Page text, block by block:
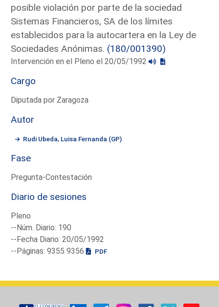
posible violación por parte de la sociedad
Sistemas Financieros, SA de los límites
establecidos para la autocartera en la Ley de
Sociedades Anónimas. (180/001390)
Intervención en el Pleno el 20/05/1992
Cargo
Diputada por Zaragoza
Autor
Rudi Ubeda, Luisa Fernanda (GP)
Fase
Pregunta-Contestación
Diario de sesiones
Pleno
--Núm. Diario: 190
--Fecha Diario: 20/05/1992
--Páginas: 9355 9356
PDF